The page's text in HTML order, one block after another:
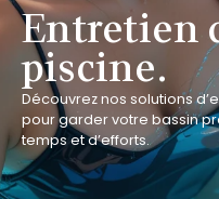
Entretien
piscine.
Découvrez nos solutions
pour garder votre bassin
temps et d’efforts.